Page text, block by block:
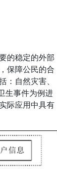
的稳定的外部
保障公民的合
自然灾害、
生事件为例进
际应用中具有